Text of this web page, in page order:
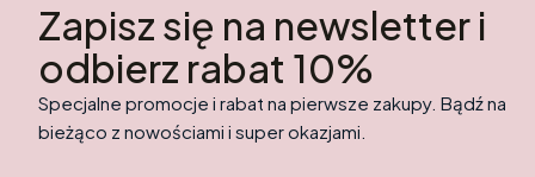
Zapisz się na newsletter i
odbierz rabat 10%
Specjalne promocje i rabat na pierwsze zakupy. Bądź na
bieżąco z nowościami i super okazjami.